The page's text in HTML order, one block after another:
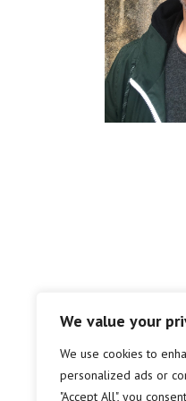
We value your
We use cookies to
personalized ads or
"Accept All", you